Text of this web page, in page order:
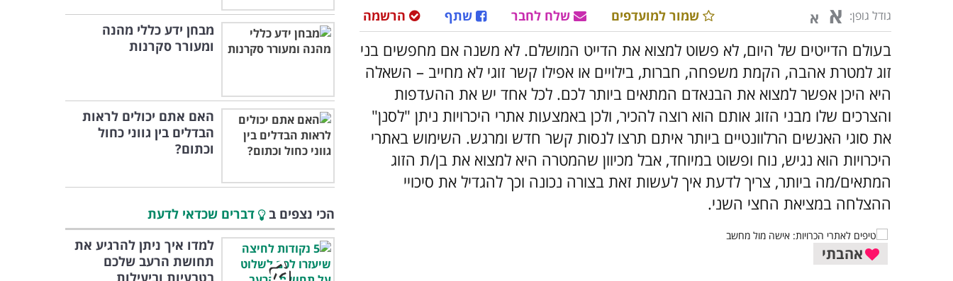
גודל גופן: א א הרשמה שתף שלח לחבר שמור למועדפים
בעולם הדייטים של היום, לא פשוט למצוא את הדייט המושלם. לא משנה אם מחפשים בני
זוג למטרת אהבה, הקמת משפחה, חברות, בילויים או אפילו קשר זוגי לא מחייב – השאלה
היא היכן אפשר למצוא את הבנאדם המתאים ביותר לכם. לכל אחד יש את ההעדפות
והצרכים שלו מבני הזוג אותם הוא רוצה להכיר, ולכן באמצעות אתרי היכרויות ניתן "לסנן"
את סוגי האנשים הרלוונטיים ביותר איתם תרצו לנסות קשר חדש ומרגש. השימוש באתרי
היכרויות הוא נגיש, נוח ופשוט במיוחד, אבל מכיוון שהמטרה היא למצוא את בן/ת הזוג
המתאים/מה ביותר, צריך לדעת איך לעשות זאת בצורה נכונה וכך להגדיל את סיכויי
ההצלחה במציאת החצי השני.
אהבתי
מבחן ידע כללי מהנה
ומעורר סקרנות
האם אתם יכולים לראות
הבדלים בין גווני כחול
וכתום?
הכי נצפים ב
דברים שכדאי לדעת
למדו איך ניתן להרגיע את
תחושת הרעב שלכם
בטבעיות וביעילות